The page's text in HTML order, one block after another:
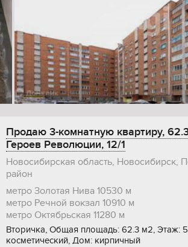
Продаю 3-комнатную квартиру,
Героев Революции, 12/1
Новосибирская область, Новосибирск,
район
метро Золотая Нива 10530 м
метро Речной вокзал 10910 м
метро Октябрьская 11280 м
Вторичка, Общая площадь: 62.3 м2, Этаж: 5
косметический, Дом: кирпичный